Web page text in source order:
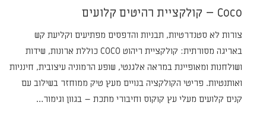
Coco – קולקציית רהיטים קלועים
צורות לא סטנדרטיות, תבניות והדפסים מפתיעים וקליעת קש
באריגה מסורתית: קולקציית ריהוט COCO כוללת ארונות, שידות
ושולחנות ומאופיינת במראה אלגנטי, שופע הרמוניה עיצובית, חינניות
ואותנטיות. פריטי הקולקציה בנויים מעץ טיק ממוחזר בשילוב עם
קנים קלועים מעלי עץ קוקוס וחיבורי מתכת – בגוון וגימור…